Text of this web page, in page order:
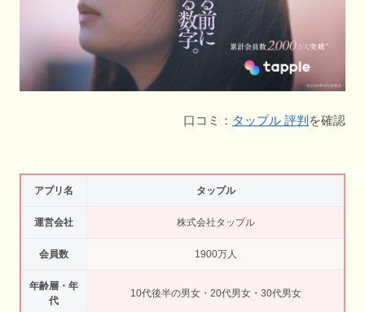
口コミ： タップル 評判 を確認
アプリ名 タップル
運営会社 株式会社タップル
会員数 1900万人
年齢層・年
代
10代後半の男女・20代男女・30代男女